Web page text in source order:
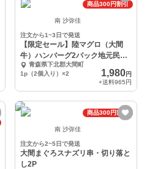
商品300円割引
南 沙弥佳
注文から1~3日で発送
【限定セール】陸マグロ（大間
牛）ハンバーグ2パック地元民に
大好評
青森県下北郡大間町
1p（2個入り）×2
1,980円
+送料965円
商品300円割引
南 沙弥佳
注文から2~5日で発送
大間まぐろスナズリ串・切り落と
し2P